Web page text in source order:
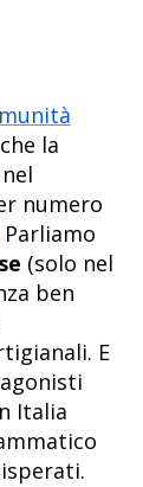
la
numero
Parliamo
(solo nel
ben
E
Italia